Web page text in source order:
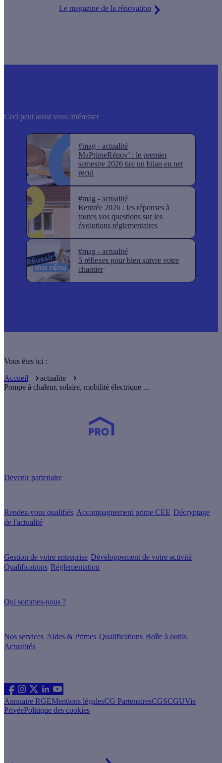
Le magazine de la rénovation
Ceci peut aussi vous intéresser
#mag - actualité
MaPrimeRénov’ : le premier
semestre 2026 tire un bilan en net
recul
#mag - actualité
Rentrée 2026 : les réponses à
toutes vos questions sur les
évolutions réglementaires
#mag - actualité
5 réflexes pour bien suivre votre
chantier
Vous êtes ici :
Accueil
actualite
Pompe à chaleur, solaire, mobilité électrique ...
Devenir partenaire
Rendez-vous qualifiés Accompagnement prime CEE Décryptage
de l'actualité
Gestion de votre entreprise Développement de votre activité
Qualifications Réglementation
Qui sommes-nous ?
Nos services Aides & Primes Qualifications Boîte à outils
Actualités
Annuaire RGEMentions légalesCG PartenairesCGSCGUVie
PrivéePolitique des cookies